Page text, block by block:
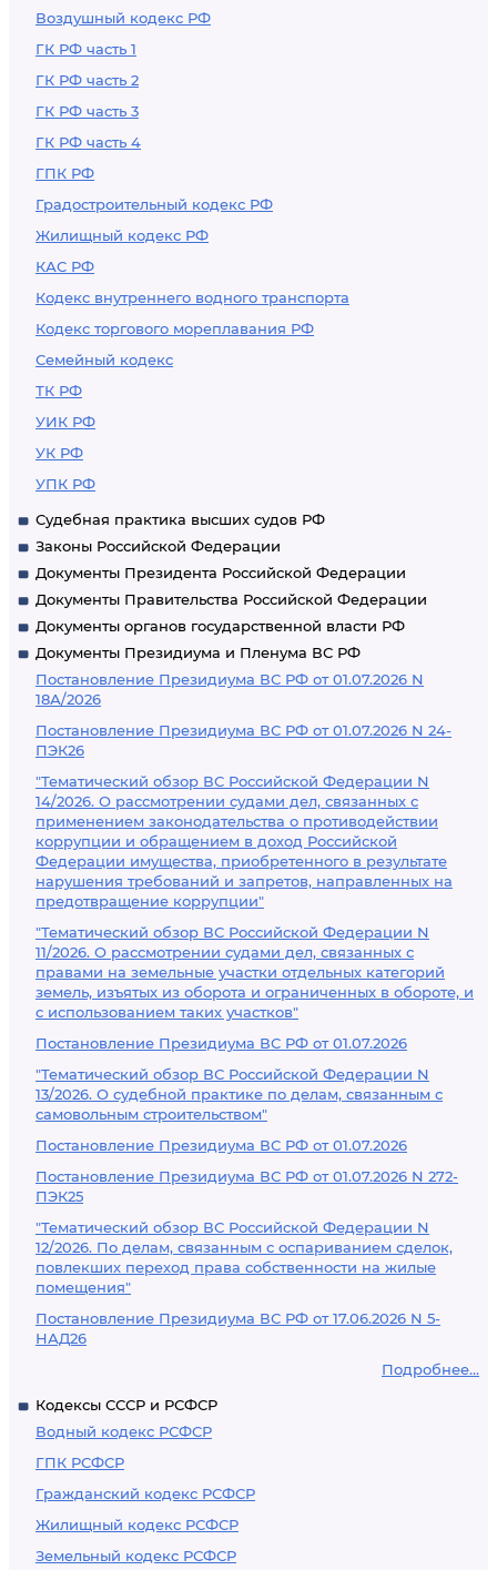
Воздушный кодекс РФ
ГК РФ часть 1
ГК РФ часть 2
ГК РФ часть 3
ГК РФ часть 4
ГПК РФ
Градостроительный кодекс РФ
Жилищный кодекс РФ
КАС РФ
Кодекс внутреннего водного транспорта
Кодекс торгового мореплавания РФ
Семейный кодекс
ТК РФ
УИК РФ
УК РФ
УПК РФ
Судебная практика высших судов РФ
Законы Российской Федерации
Документы Президента Российской Федерации
Документы Правительства Российской Федерации
Документы органов государственной власти РФ
Документы Президиума и Пленума ВС РФ
Постановление Президиума ВС РФ от 01.07.2026 N
18А/2026
Постановление Президиума ВС РФ от 01.07.2026 N 24-
ПЭК26
"Тематический обзор ВС Российской Федерации N
14/2026. О рассмотрении судами дел, связанных с
применением законодательства о противодействии
коррупции и обращением в доход Российской
Федерации имущества, приобретенного в результате
нарушения требований и запретов, направленных на
предотвращение коррупции"
"Тематический обзор ВС Российской Федерации N
11/2026. О рассмотрении судами дел, связанных с
правами на земельные участки отдельных категорий
земель, изъятых из оборота и ограниченных в обороте, и
с использованием таких участков"
Постановление Президиума ВС РФ от 01.07.2026
"Тематический обзор ВС Российской Федерации N
13/2026. О судебной практике по делам, связанным с
самовольным строительством"
Постановление Президиума ВС РФ от 01.07.2026
Постановление Президиума ВС РФ от 01.07.2026 N 272-
ПЭК25
"Тематический обзор ВС Российской Федерации N
12/2026. По делам, связанным с оспариванием сделок,
повлекших переход права собственности на жилые
помещения"
Постановление Президиума ВС РФ от 17.06.2026 N 5-
НАД26
Подробнее...
Кодексы СССР и РСФСР
Водный кодекс РСФСР
ГПК РСФСР
Гражданский кодекс РСФСР
Жилищный кодекс РСФСР
Земельный кодекс РСФСР